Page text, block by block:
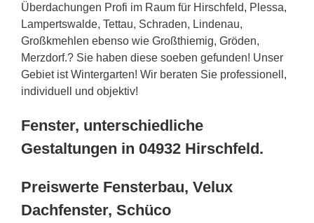
Überdachungen Profi im Raum für Hirschfeld, Plessa,
Lampertswalde, Tettau, Schraden, Lindenau,
Großkmehlen ebenso wie Großthiemig, Gröden,
Merzdorf.? Sie haben diese soeben gefunden! Unser
Gebiet ist Wintergarten! Wir beraten Sie professionell,
individuell und objektiv!
Fenster, unterschiedliche
Gestaltungen in 04932 Hirschfeld.
Preiswerte Fensterbau, Velux
Dachfenster, Schüco